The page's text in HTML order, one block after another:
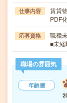
仕事内容
賃貸
PDF
応募資格
職種
■未経
職場の雰囲気
年齢層